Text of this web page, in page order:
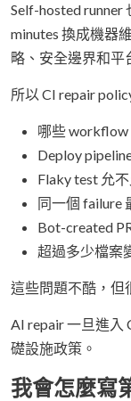
Self-hosted
minutes 換成機器
略、安全邊界和平
所以 CI repair
哪些 workflow
Deploy
Flaky test 允
同一個 failure
Bot-created
超過多少檔案
這些問題不酷，但
AI repair 一旦進入
礎設施政策。
我會怎麼寫